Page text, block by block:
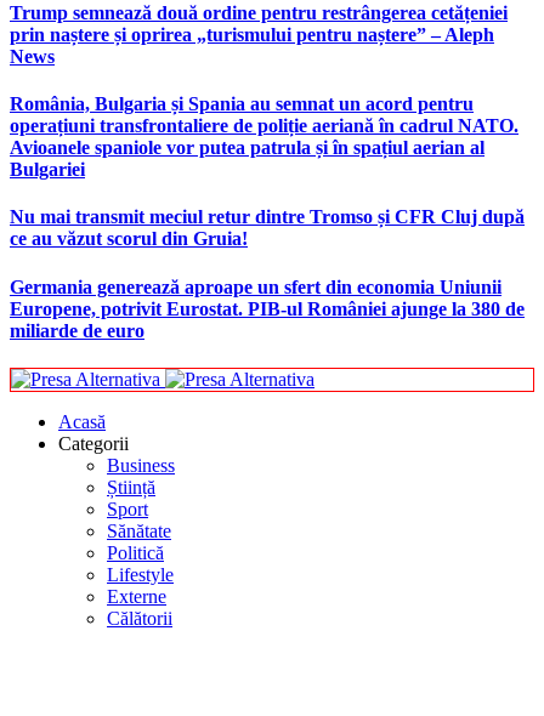
Trump semnează două ordine pentru restrângerea cetățeniei
prin naștere și oprirea „turismului pentru naștere” – Aleph
News
România, Bulgaria și Spania au semnat un acord pentru
operațiuni transfrontaliere de poliție aeriană în cadrul NATO.
Avioanele spaniole vor putea patrula și în spațiul aerian al
Bulgariei
Nu mai transmit meciul retur dintre Tromso și CFR Cluj după
ce au văzut scorul din Gruia!
Germania generează aproape un sfert din economia Uniunii
Europene, potrivit Eurostat. PIB-ul României ajunge la 380 de
miliarde de euro
Acasă
Categorii
Business
Știință
Sport
Sănătate
Politică
Lifestyle
Externe
Călătorii